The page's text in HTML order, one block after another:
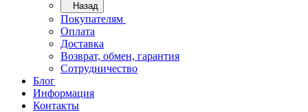
Назад
Покупателям
Оплата
Доставка
Возврат, обмен, гарантия
Сотрудничество
Блог
Информация
Контакты